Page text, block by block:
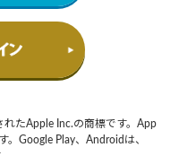
たApple Inc.の商標です。App
。Google Play、Androidは、